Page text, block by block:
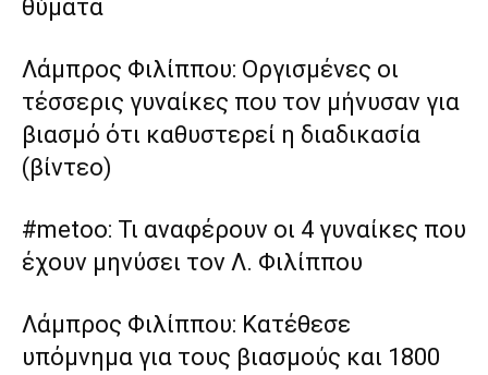
θύματα
Λάμπρος Φιλίππου: Οργισμένες οι
τέσσερις γυναίκες που τον μήνυσαν για
βιασμό ότι καθυστερεί η διαδικασία
(βίντεο)
#metoo: Τι αναφέρουν οι 4 γυναίκες που
έχουν μηνύσει τον Λ. Φιλίππου
Λάμπρος Φιλίππου: Κατέθεσε
υπόμνημα για τους βιασμούς και 1800